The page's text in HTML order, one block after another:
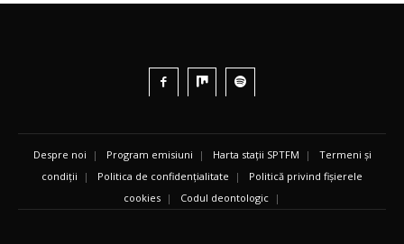
Despre noi | Program emisiuni | Harta stații SPTFM | Termeni și
condiții | Politica de confidențialitate | Politică privind fișierele
cookies | Codul deontologic |